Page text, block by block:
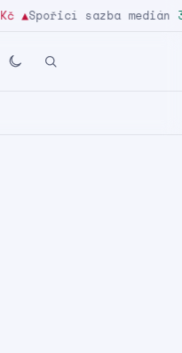
▲Spořicí sazba medián